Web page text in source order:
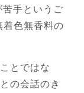
手というご
色無香料の
とではな
の会話のき